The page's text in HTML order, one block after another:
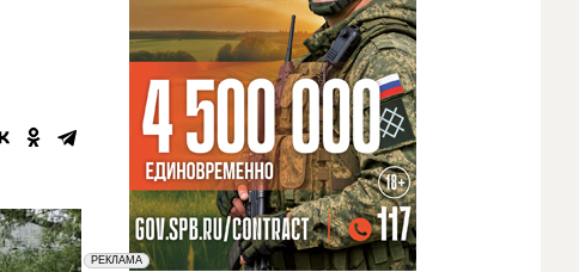
РЕКЛАМА